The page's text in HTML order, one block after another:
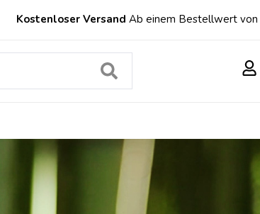
Kostenloser Versand Ab einem Bestellwert von